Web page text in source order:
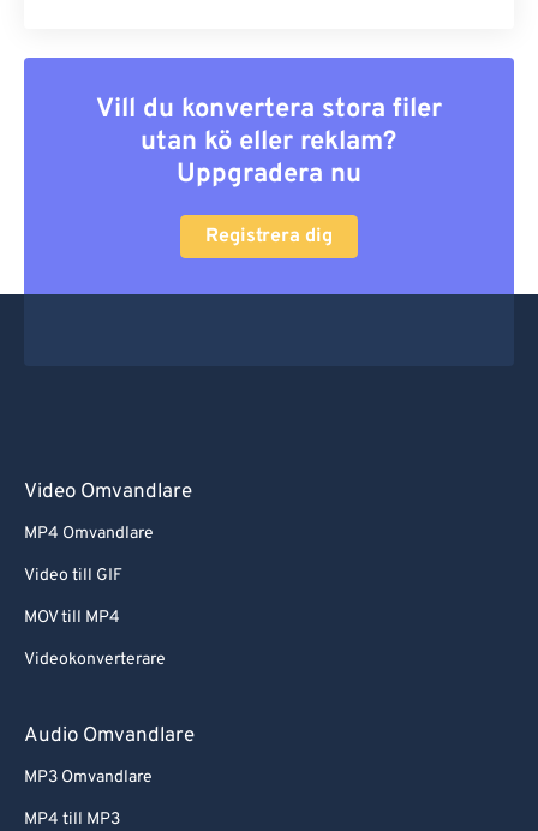
Vill du konvertera stora filer
utan kö eller reklam?
Uppgradera nu
Registrera dig
Video Omvandlare
MP4 Omvandlare
Video till GIF
MOV till MP4
Videokonverterare
Audio Omvandlare
MP3 Omvandlare
MP4 till MP3